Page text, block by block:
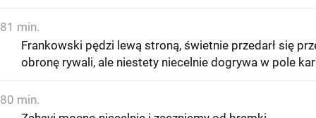
81 min.
Frankowski pędzi lewą stroną, świetnie przedarł się
obronę rywali, ale niestety niecelnie dogrywa w pole
80 min.